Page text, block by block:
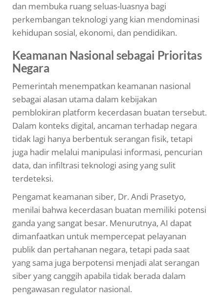
dan membuka ruang seluas-luasnya bagi
perkembangan teknologi yang kian mendominasi
kehidupan sosial, ekonomi, dan pendidikan.
Keamanan Nasional sebagai Prioritas
Negara
Pemerintah menempatkan keamanan nasional
sebagai alasan utama dalam kebijakan
pemblokiran platform kecerdasan buatan tersebut.
Dalam konteks digital, ancaman terhadap negara
tidak lagi hanya berbentuk serangan fisik, tetapi
juga hadir melalui manipulasi informasi, pencurian
data, dan infiltrasi teknologi asing yang sulit
terdeteksi.
Pengamat keamanan siber, Dr. Andi Prasetyo,
menilai bahwa kecerdasan buatan memiliki potensi
ganda yang sangat besar. Menurutnya, AI dapat
dimanfaatkan untuk mempercepat pelayanan
publik dan pertahanan negara, tetapi pada saat
yang sama juga berpotensi menjadi alat serangan
siber yang canggih apabila tidak berada dalam
pengawasan regulator nasional.